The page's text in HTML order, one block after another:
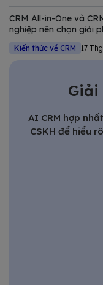
CRM All-in-One và
nghiệp nên chọn giải
Kiến thức về CRM 17
Giải
AI CRM hợp
CSKH để hiểu